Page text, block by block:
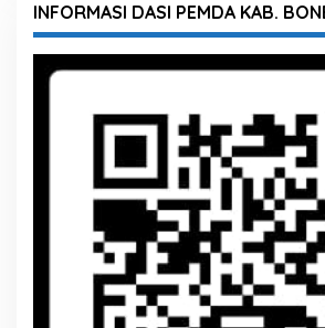
INFORMASI DASI PEMDA KAB.